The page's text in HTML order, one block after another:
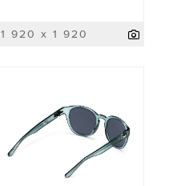
1 920 x 1 920